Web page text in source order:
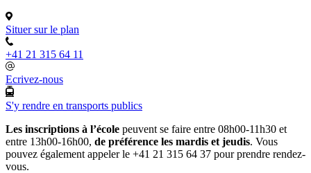
Situer sur le plan
+41 21 315 64 11
Ecrivez-nous
S'y rendre en transports publics
Les inscriptions à l’école peuvent se faire entre 08h00-11h30 et
entre 13h00-16h00, de préférence les mardis et jeudis. Vous
pouvez également appeler le +41 21 315 64 37 pour prendre rendez-
vous.